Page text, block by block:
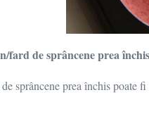
fard de sprâncene prea închis
sprâncene prea închis poate